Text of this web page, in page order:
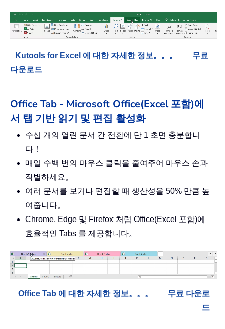
Kutools for Excel 에 대한 자세한 정보。。。
무료
다운로드
Office Tab - Microsoft Office(Excel 포함)에
서 탭 기반 읽기 및 편집 활성화
수십 개의 열린 문서 간 전환에 단 1 초면 충분합니
다！
매일 수백 번의 마우스 클릭을 줄여주어 마우스 손과
작별하세요。
여러 문서를 보거나 편집할 때 생산성을 50% 만큼 높
여줍니다。
Chrome, Edge 및 Firefox 처럼 Office(Excel 포함)에
효율적인 Tabs 를 제공합니다。
Office Tab 에 대한 자세한 정보。。。
무료 다운로
드